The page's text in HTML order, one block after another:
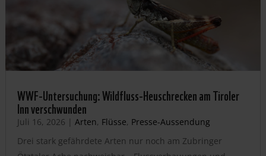
WWF-Untersuchung: Wildfluss-Heuschrecken am Tiroler
Inn verschwunden
Juli 16, 2026 | Arten, Flüsse, Presse-Aussendung
Drei stark gefährdete Arten nur noch am Zubringer